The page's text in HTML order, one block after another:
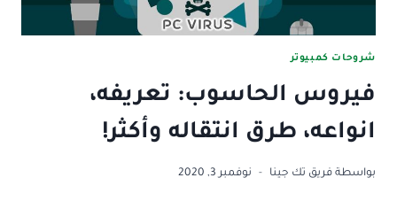
شروحات كمبيوتر
فيروس الحاسوب: تعريفه،
انواعه، طرق انتقاله وأكثر!
بواسطة فريق تك جينا نوفمبر 3, 2020